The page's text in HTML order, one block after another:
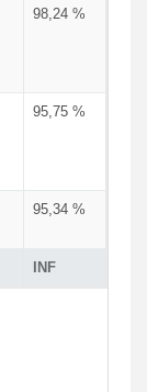
INF
98,24 %
95,75 %
95,34 %